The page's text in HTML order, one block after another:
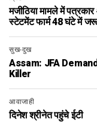
मजीठिया मामले में
स्टेटमेंट फार्म 48 घंटे में
सुख-दुख
Assam: JFA
Killer
आवाजाही
दिनेश श्रीनेत पहुंचे ईटी